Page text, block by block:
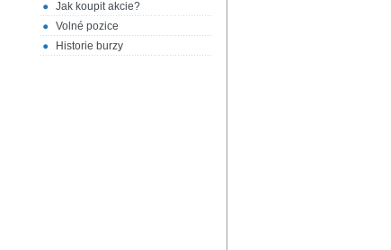
Jak koupit akcie?
Volné pozice
Historie burzy